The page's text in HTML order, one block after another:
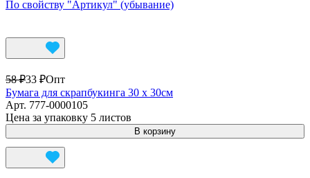
По свойству "Артикул" (убывание)
58 ₽33 ₽Опт
Бумага для скрапбукинга 30 х 30см
Арт. 777-0000105
Цена за упаковку 5 листов
В корзину